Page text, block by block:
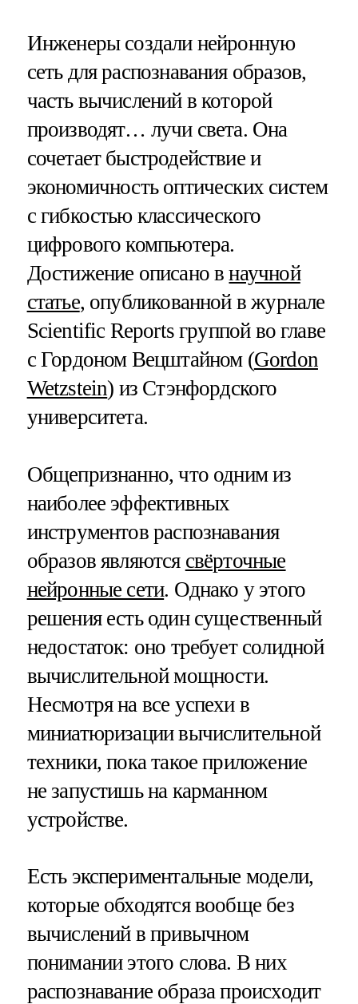
Инженеры создали нейронную
сеть для распознавания образов,
часть вычислений в которой
производят… лучи света. Она
сочетает быстродействие и
экономичность оптических систем
с гибкостью классического
цифрового компьютера.
Достижение описано внаучной
статье, опубликованной в журнале
Scientific Reports группой во главе
с Гордоном Вецштайном (Gordon
Wetzstein) из Стэнфордского
университета.
Общепризнанно, что одним из
наиболее эффективных
инструментов распознавания
образов являются свёрточные
нейронные сети. Однако у этого
решения есть один существенный
недостаток: оно требует солидной
вычислительной мощности.
Несмотря на все успехи в
миниатюризации вычислительной
техники, пока такое приложение
не запустишь на карманном
устройстве.
Есть экспериментальные модели,
которые обходятся вообще без
вычислений в привычном
понимании этого слова. В них
распознавание образа происходит